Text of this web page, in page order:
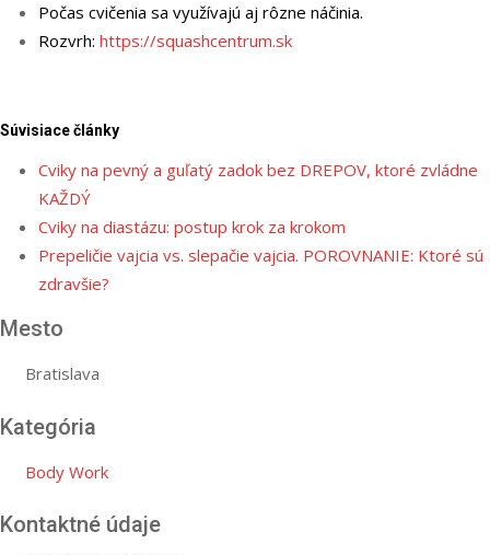
Počas cvičenia sa využívajú aj rôzne náčinia.
Rozvrh: https://squashcentrum.sk
Súvisiace články
Cviky na pevný a guľatý zadok bez DREPOV, ktoré zvládne
KAŽDÝ
Cviky na diastázu: postup krok za krokom
Prepeličie vajcia vs. slepačie vajcia. POROVNANIE: Ktoré sú
zdravšie?
Mesto
Bratislava
Kategória
Body Work
Kontaktné údaje